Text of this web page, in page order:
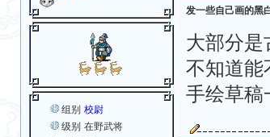
组别 校尉
级别 在野武将
发一些自己画的黑
大部分是
不知道
手绘草稿